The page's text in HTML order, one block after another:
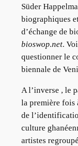
Süder
biographiques
d’échange de
bioswop.net.
questionner le
biennale de
A l’inverse , le
la première fois
de
culture
artistes